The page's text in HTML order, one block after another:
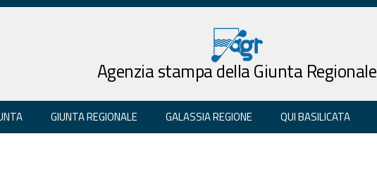
Agenzia stampa della Giunta Regionale
GIUNTA REGIONALE GALASSIA REGIONE QUI BASILICATA